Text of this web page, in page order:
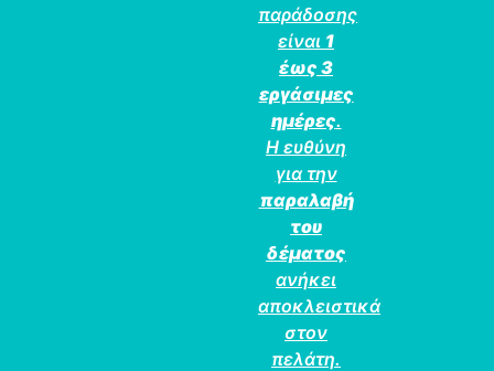
παράδοσης
είναι 1
έως 3
εργάσιμες
ημέρες.
Η ευθύνη
για την
παραλαβή
του
δέματος
ανήκει
αποκλειστικά
στον
πελάτη.